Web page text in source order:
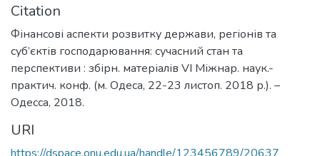
Citation
Фінансові аспекти розвитку держави, регіонів та
суб’єктів господарювання: сучасний стан та
перспективи : збірн. матеріалів VI Міжнар. наук.-
практич. конф. (м. Одеса, 22-23 листоп. 2018 р.). –
Одесса, 2018.
URI